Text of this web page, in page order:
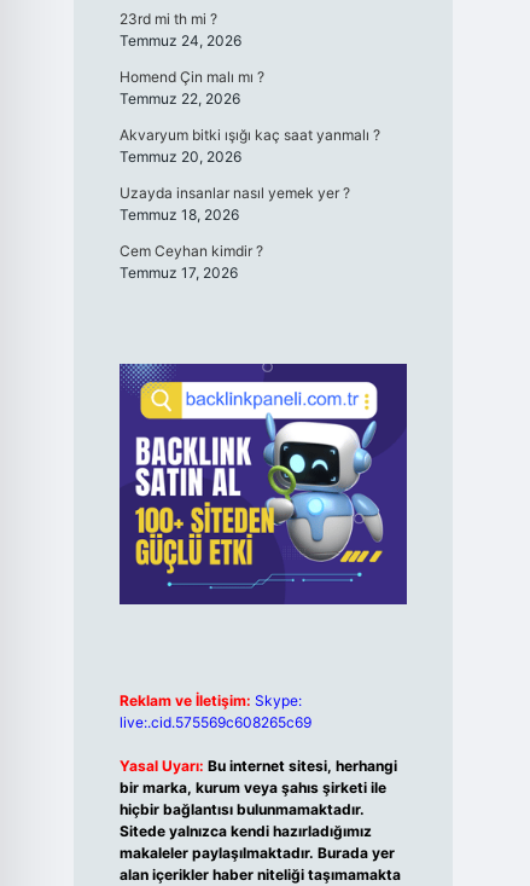
23rd mi th mi ?
Temmuz 24, 2026
Homend Çin malı mı ?
Temmuz 22, 2026
Akvaryum bitki ışığı kaç saat yanmalı ?
Temmuz 20, 2026
Uzayda insanlar nasıl yemek yer ?
Temmuz 18, 2026
Cem Ceyhan kimdir ?
Temmuz 17, 2026
Reklam ve İletişim: Skype:
live:.cid.575569c608265c69
Yasal Uyarı: Bu internet sitesi, herhangi
bir marka, kurum veya şahıs şirketi ile
hiçbir bağlantısı bulunmamaktadır.
Sitede yalnızca kendi hazırladığımız
makaleler paylaşılmaktadır. Burada yer
alan içerikler haber niteliği taşımamakta